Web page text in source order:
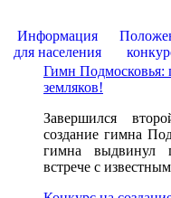
Информация
для населения
Гимн Подмосковья:
земляков!
Завершился
создание гимна
гимна выдвинул
встрече с